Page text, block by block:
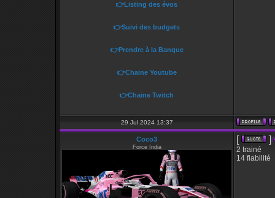
👉Listing des évos
👉Suivi des budgets
👉Prendre à la Banque
👉Chaine Youtube
👉Chaine Twitch
29 Jul 2024 13:37
Coco3
Force India
[ ]
2 trainé
14 fiabilité